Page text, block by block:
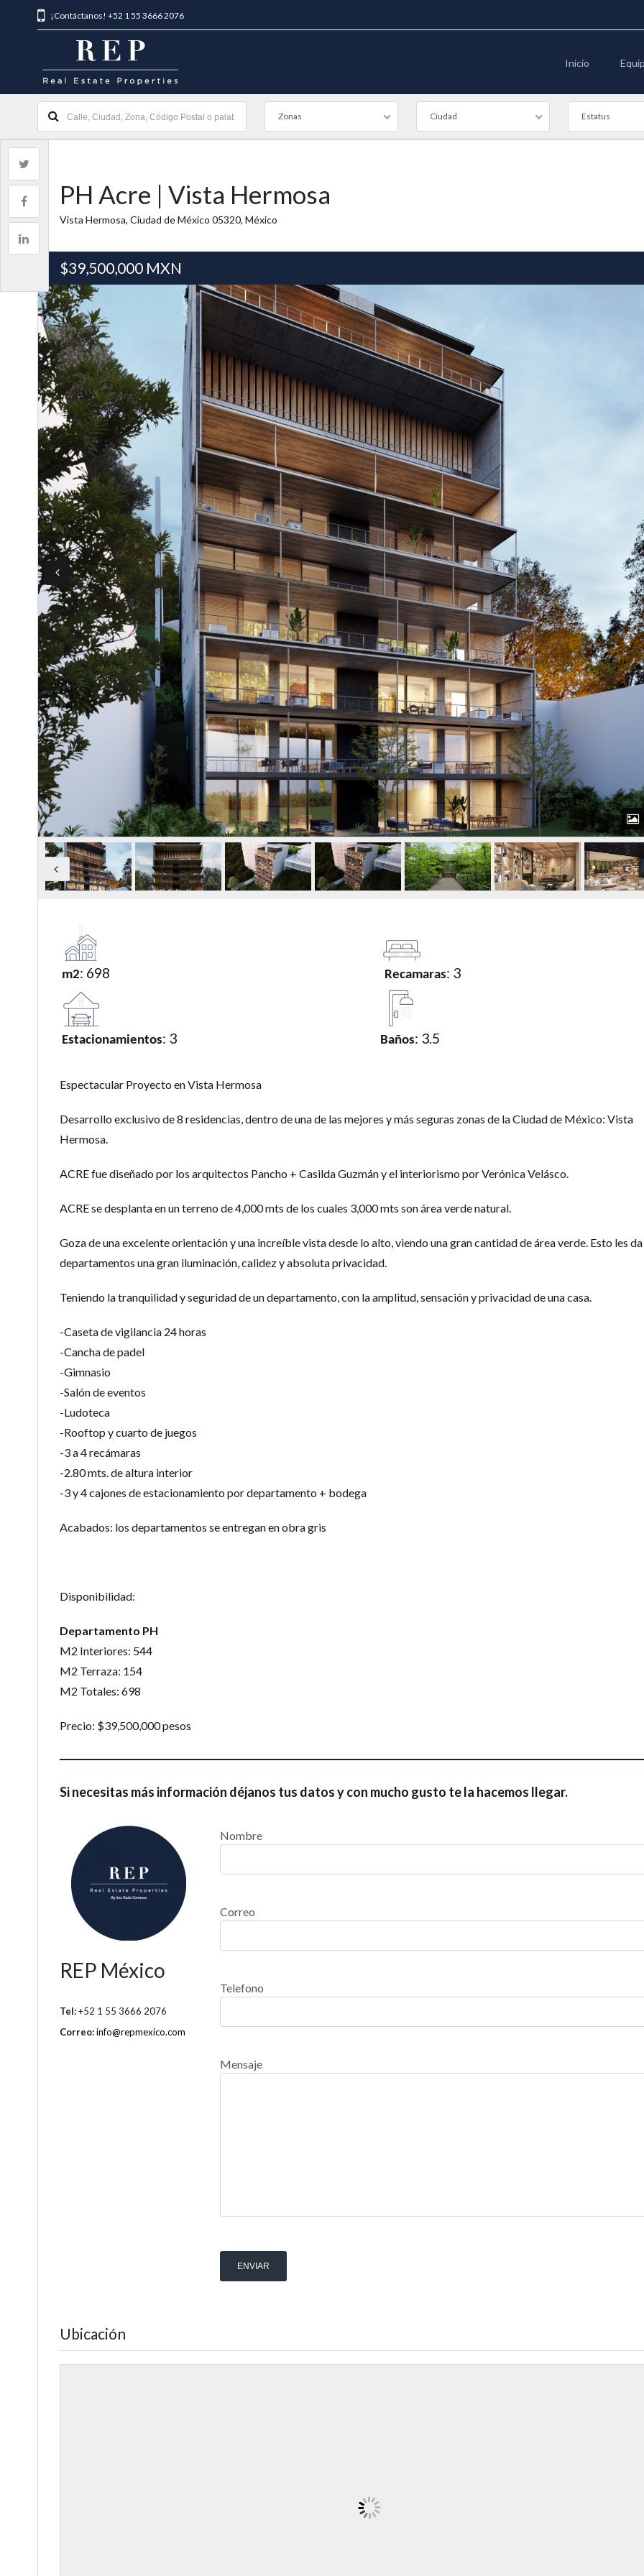
¡Contáctanos! +52 1 55 3666 2076
Inicio
Zonas Ciudad Estatus
PH Acre | Vista Hermosa
Vista Hermosa, Ciudad de México 05320, México
$39,500,000 MXN
m2: 698 Recamaras: 3
Estacionamientos: 3 Baños: 3.5
Espectacular Proyecto en Vista Hermosa
Desarrollo exclusivo de 8 residencias, dentro de una de las mejores y más seguras zonas de la Ciudad de México: Vista
Hermosa.
ACRE fue diseñado por los arquitectos Pancho + Casilda Guzmán y el interiorismo por Verónica Velásco.
ACRE se desplanta en un terreno de 4,000 mts de los cuales 3,000 mts son área verde natural.
Goza de una excelente orientación y una increíble vista desde lo alto, viendo una gran cantidad de área verde. Esto les da
departamentos una gran iluminación, calidez y absoluta privacidad.
Teniendo la tranquilidad y seguridad de un departamento, con la amplitud, sensación y privacidad de una casa.
-Caseta de vigilancia 24 horas
-Cancha de padel
-Gimnasio
-Salón de eventos
-Ludoteca
-Rooftop y cuarto de juegos
-3 a 4 recámaras
-2.80 mts. de altura interior
-3 y 4 cajones de estacionamiento por departamento + bodega
Acabados: los departamentos se entregan en obra gris
Disponibilidad:
Departamento PH
M2 Interiores: 544
M2 Terraza: 154
M2 Totales: 698
Precio: $39,500,000 pesos
Si necesitas más información déjanos tus datos y con mucho gusto te la hacemos llegar.
REP México
Tel:+52 1 55 3666 2076
Correo:info@repmexico.com
Nombre
Correo
Telefono
Mensaje
Ubicación